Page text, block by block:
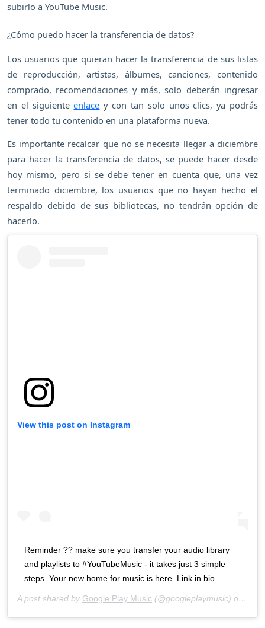
subirlo a YouTube Music.
¿Cómo puedo hacer la transferencia de datos?
Los usuarios que quieran hacer la transferencia de sus listas
de reproducción, artistas, álbumes, canciones, contenido
comprado, recomendaciones y más, solo deberán ingresar
en el siguienteenlace y con tan solo unos clics, ya podrás
tener todo tu contenido en una plataforma nueva.
Es importante recalcar que no se necesita llegar a diciembre
para hacer la transferencia de datos, se puede hacer desde
hoy mismo, pero si se debe tener en cuenta que, una vez
terminado diciembre, los usuarios que no hayan hecho el
respaldo debido de sus bibliotecas, no tendrán opción de
hacerlo.
View this post on Instagram
Reminder ?? make sure you transfer your audio library
and playlists to #YouTubeMusic - it takes just 3 simple
steps. Your new home for music is here. Link in bio.
A post shared by Google Play Music (@googleplaymusic) on